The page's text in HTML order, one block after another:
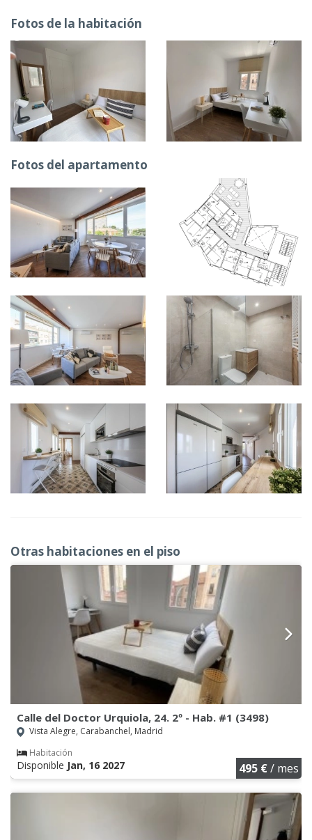
Fotos de la habitación
Fotos del apartamento
Otras habitaciones en el piso
Calle del Doctor Urquiola, 24. 2º - Hab. #1 (3498)
Vista Alegre, Carabanchel, Madrid
Habitación
Disponible Jan, 16 2027 495 €/ mes